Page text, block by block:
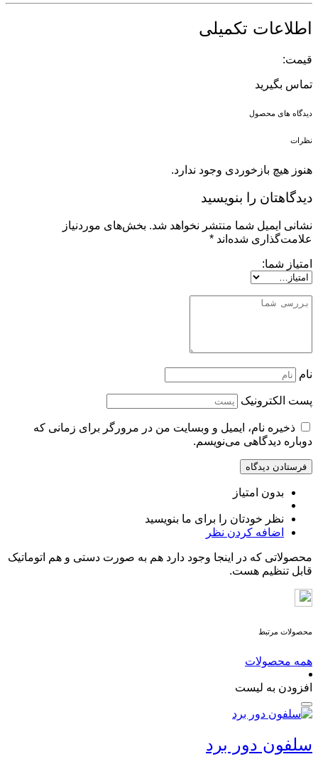
اطلاعات تکمیلی
قیمت:
تماس بگیرید
دیدگاه های محصول
نظرات
هنوز هیچ بازخوردی وجود ندارد.
دیدگاهتان را بنویسید
نشانی ایمیل شما منتشر نخواهد شد. بخش‌های موردنیاز
علامت‌گذاری شده‌اند *
امتیاز شما:
نام
پست الکترونیک
ذخیره نام، ایمیل و وبسایت من در مرورگر برای زمانی که
دوباره دیدگاهی می‌نویسم.
بدون امتیاز
نظر خودتان را برای ما بنویسید
اضافه کردن نظر
محصولاتی که در اینجا وجود دارد هم به صورت دستی و هم اتوماتیک
قابل تنظیم هست.
محصولات مرتبط
همه محصولات
افزودن به لیست
سلفون دور برد